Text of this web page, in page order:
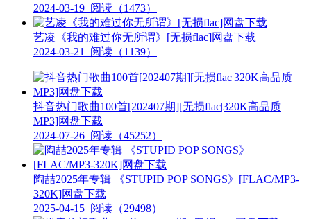
2024-03-19 阅读（1473）
艺凌《我的难过你无所谓》[无损flac]网盘下载
2024-03-21
阅读（1139）
抖音热门歌曲100首[202407期][无损flac|320K高品质
MP3]网盘下载
2024-07-26 阅读（45252）
陶喆2025年专辑 《STUPID POP SONGS》[FLAC/MP3-
320K]网盘下载
2025-04-15 阅读（29498）